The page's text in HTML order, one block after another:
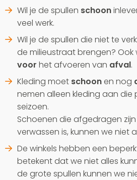
Wil je de spullen schoon
veel werk.
Wil je de spullen die niet te
de milieustraat brengen? Ook
voor het afvoeren van afval.
Kleding moet schoonen nog
nemen alleen kleding aan die
seizoen.
Schoenen die afgedragen
verwassen is, kunnen we niet
De winkels hebben een
betekent dat we niet alles
de grote spullen kunnen we